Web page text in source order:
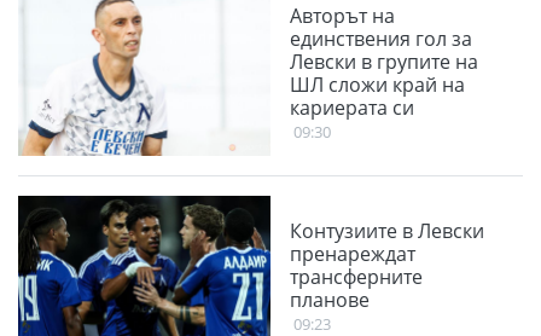
Авторът на
единствения гол за
Левски в групите на
ШЛ сложи край на
кариерата си
09:30
Контузиите в Левски
пренареждат
трансферните
планове
09:23